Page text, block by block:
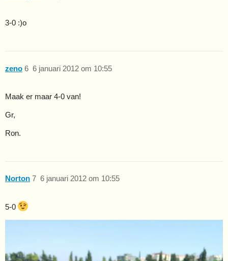
3-0 :)o
zeno 6 januari 2012 om 10:55
6
Maak er maar 4-0 van!
Gr,
Ron.
Norton 6 januari 2012 om 10:55
7
5-0